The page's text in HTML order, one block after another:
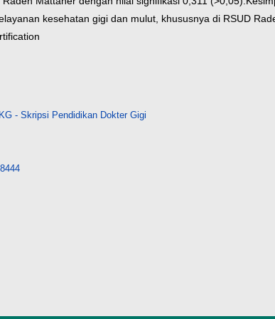
kesehatan gigi dan mulut, khususnya di RSUD
- Skripsi Pendidikan Dokter Gigi